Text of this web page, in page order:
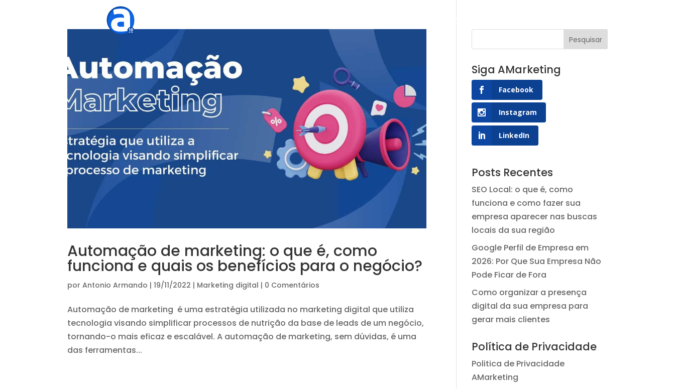
Blog AMarketing
Automação de marketing: o que é, como
funciona e quais os benefícios para o negócio?
porAntonio Armando |19/11/2022 | Marketing digital | 0 Comentários
Automação de marketing é uma estratégia utilizada no marketing digital que utiliza
tecnologia visando simplificar processos de nutrição da base de leads de um negócio,
tornando-o mais eficaz e escalável. A automação de marketing, sem dúvidas, é uma
das ferramentas...
Siga AMarketing
Facebook
Instagram
LinkedIn
Posts Recentes
SEO Local: o que é, como
funciona e como fazer sua
empresa aparecer nas buscas
locais da sua região
Google Perfil de Empresa em
2026: Por Que Sua Empresa Não
Pode Ficar de Fora
Como organizar a presença
digital da sua empresa para
gerar mais clientes
Política de Privacidade
Politica de Privacidade
AMarketing